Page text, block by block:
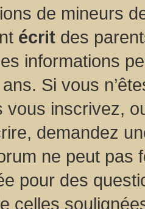
de mineurs
écrit des
informations
Si vous
vous inscrivez,
demandez
ne peut
pour des
celles